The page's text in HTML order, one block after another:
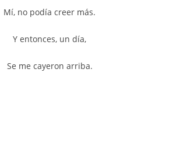
Mí, no podía creer más.
Y entonces, un día,
Se me cayeron arriba.